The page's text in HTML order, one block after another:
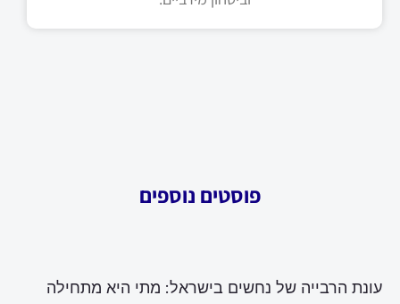
פוסטים נוספים
עונת הרבייה של נחשים בישראל: מתי היא מתחילה